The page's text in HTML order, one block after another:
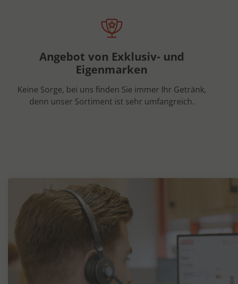
Angebot von Exklusiv- und
Eigenmarken
Keine Sorge, bei uns finden Sie immer Ihr Getränk,
denn unser Sortiment ist sehr umfangreich.